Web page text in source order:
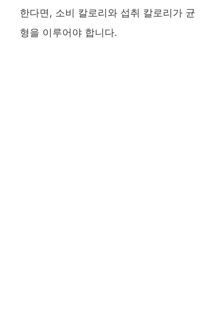
한다면, 소비 칼로리와 섭취 칼로리가 균
형을 이루어야 합니다.